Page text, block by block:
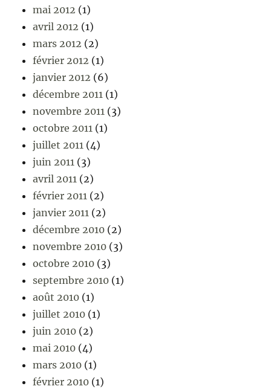
mai 2012 (1)
avril 2012 (1)
mars 2012 (2)
février 2012 (1)
janvier 2012 (6)
décembre 2011 (1)
novembre 2011 (3)
octobre 2011 (1)
juillet 2011 (4)
juin 2011 (3)
avril 2011 (2)
février 2011 (2)
janvier 2011 (2)
décembre 2010 (2)
novembre 2010 (3)
octobre 2010 (3)
septembre 2010 (1)
août 2010 (1)
juillet 2010 (1)
juin 2010 (2)
mai 2010 (4)
mars 2010 (1)
février 2010 (1)